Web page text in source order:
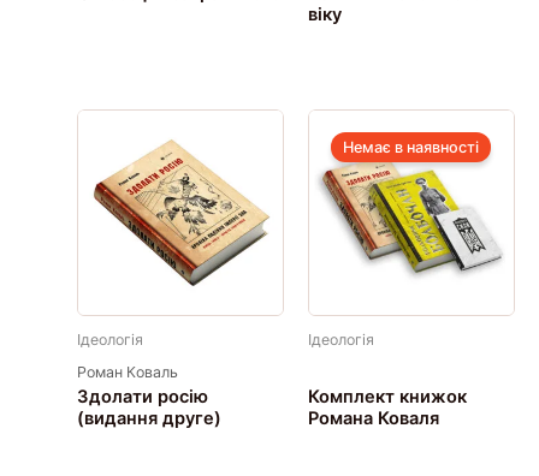
віку
Ідеологія
Роман Коваль
Здолати росію
(видання друге)
Немає в наявності
Ідеологія
Комплект книжок
Романа Коваля